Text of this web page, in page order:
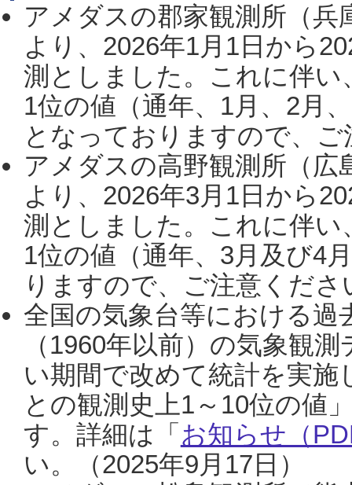
アメダスの郡家観測所（
より、2026年1月1日から
測としました。これに伴い
1位の値（通年、1月、2月
となっておりますので、
アメダスの高野観測所（
より、2026年3月1日から
測としました。これに伴い
1位の値（通年、3月及び4
りますので、ご注意くだ
全国の気象台等における過
（1960年以前）の気象観
い期間で改めて統計を実
との観測史上1～10位の値
す。詳細は「 お知らせ（
い。（2025年9月17日）